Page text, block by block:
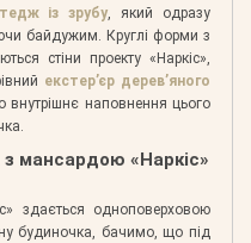
із зрубу , який одразу
байдужим. Круглі форми з
стіни проекту «Наркіс»,
екстер’єр дерев’яного
внутрішнє наповнення цього
з мансардою «Наркіс»
здається одноповерховою
будиночка, бачимо, що під